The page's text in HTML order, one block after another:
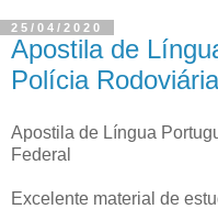
25/04/2020
Apostila de
Polícia
Apostila de Língua
Federal
Excelente material de